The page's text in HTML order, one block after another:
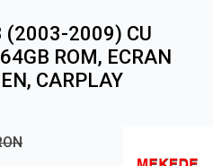
(2003-2009) CU
ROM, ECRAN
CARPLAY